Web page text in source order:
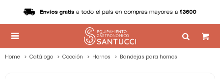

Home Catálogo Cocción Hornos Bandejas para hornos